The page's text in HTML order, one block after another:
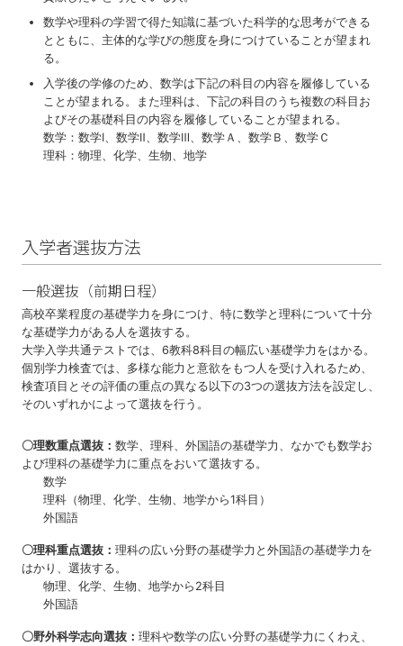
数学や理科の学習で得た知識に基づいた科学的な思考ができる
とともに、主体的な学びの態度を⾝につけていることが望まれ
る。
⼊学後の学修のため、数学は下記の科⽬の内容を履修している
ことが望まれる。また理科は、下記の科⽬のうち複数の科⽬お
よびその基礎科⽬の内容を履修していることが望まれる。
数学：数学Ⅰ、数学Ⅱ、数学Ⅲ、数学Ａ、数学Ｂ、数学Ｃ
理科：物理、化学、⽣物、地学
入学者選抜方法
一般選抜（前期日程）
⾼校卒業程度の基礎学⼒を⾝につけ、特に数学と理科について⼗分
な基礎学⼒がある⼈を選抜する。
⼤学⼊学共通テストでは、6教科8科⽬の幅広い基礎学⼒をはかる。
個別学⼒検査では、多様な能⼒と意欲をもつ⼈を受け⼊れるため、
検査項⽬とその評価の重点の異なる以下の3つの選抜⽅法を設定し、
そのいずれかによって選抜を⾏う。
〇理数重点選抜： 数学、理科、外国語の基礎学⼒、なかでも数学お
よび理科の基礎学⼒に重点をおいて選抜する。
数学
理科（物理、化学、⽣物、地学から1科⽬）
外国語
〇理科重点選抜： 理科の広い分野の基礎学⼒と外国語の基礎学⼒を
はかり、選抜する。
物理、化学、⽣物、地学から2科⽬
外国語
〇野外科学志向選抜： 理科や数学の広い分野の基礎学⼒にくわえ、